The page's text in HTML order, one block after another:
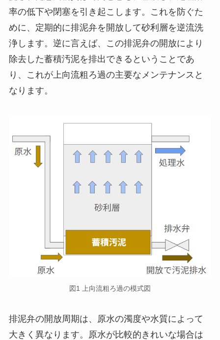
率の低下や閉塞を引き起こします。これを防ぐた
めに、定期的に排泥弁を開放して砂利層を逆流洗
浄します。逆に言えば、この排泥弁の開放により
除去した蓄積汚泥を排出できるということであ
り、これが上向流粗ろ過の主要なメンテナンスと
なります。
図1 上向流粗ろ過の模式図
排泥弁の開放周期は、原水の濁度や水質によって
大きく異なります。原水が比較的きれいな場合は